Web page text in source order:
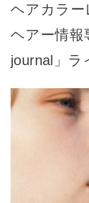
ヘアカラー
ヘアー情報
journal」ラ